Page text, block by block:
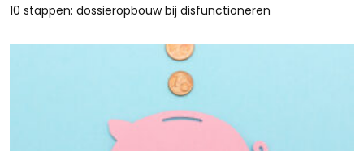
10 stappen: dossieropbouw bij disfunctioneren